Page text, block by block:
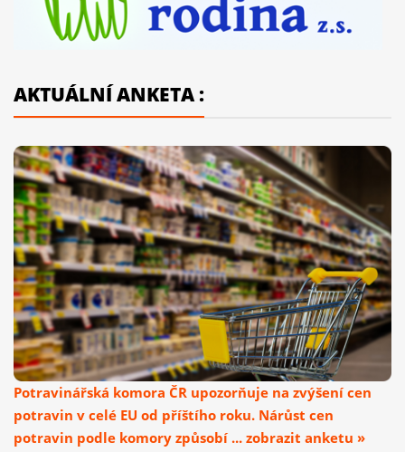
AKTUÁLNÍ ANKETA :
Potravinářská komora ČR upozorňuje na zvýšení cen
potravin v celé EU od příštího roku. Nárůst cen
potravin podle komory způsobí ... zobrazit anketu »